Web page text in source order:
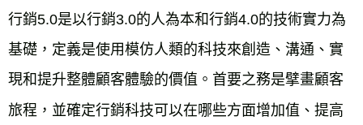
行銷5.0是以行銷3.0的人為本和行銷4.0的技術實力為
基礎，定義是使用模仿人類的科技來創造、溝通、實
現和提升整體顧客體驗的價值。首要之務是擘畫顧客
旅程，並確定行銷科技可以在哪些方面增加值、提高